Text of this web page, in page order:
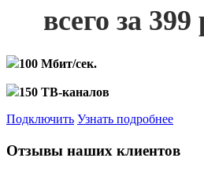
всего за
100 Мбит/сек.
150 ТВ-каналов
Подключить Узнать подробнее
Отзывы наших клиентов